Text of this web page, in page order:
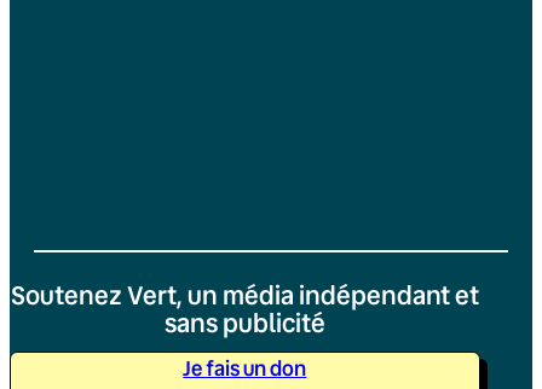
Soutenez Vert, un média indépendant et
sans publicité
Je fais un don